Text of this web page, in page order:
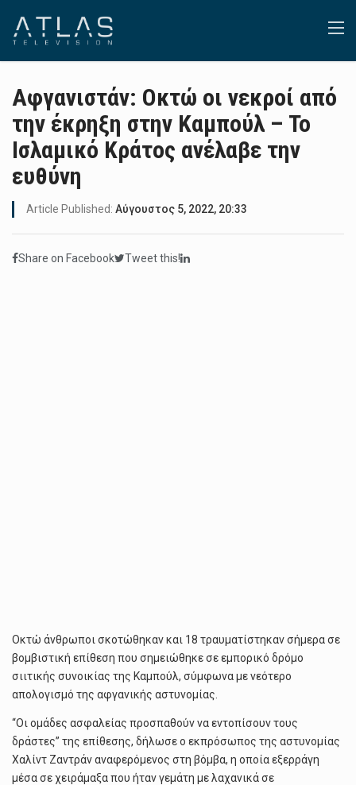
Αφγανιστάν: Οκτώ οι νεκροί από
την έκρηξη στην Καμπούλ – Το
Ισλαμικό Κράτος ανέλαβε την
ευθύνη
Article Published: Αύγουστος 5, 2022, 20:33
Share on Facebook Tweet this!
Οκτώ άνθρωποι σκοτώθηκαν και 18 τραυματίστηκαν σήμερα σε
βομβιστική επίθεση που σημειώθηκε σε εμπορικό δρόμο
σιιτικής συνοικίας της Καμπούλ, σύμφωνα με νεότερο
απολογισμό της αφγανικής αστυνομίας.
“Οι ομάδες ασφαλείας προσπαθούν να εντοπίσουν τους
δράστες” της επίθεσης, δήλωσε ο εκπρόσωπος της αστυνομίας
Χαλίντ Ζαντράν αναφερόμενος στη βόμβα, η οποία εξερράγη
μέσα σε χειράμαξα που ήταν γεμάτη με λαχανικά σε